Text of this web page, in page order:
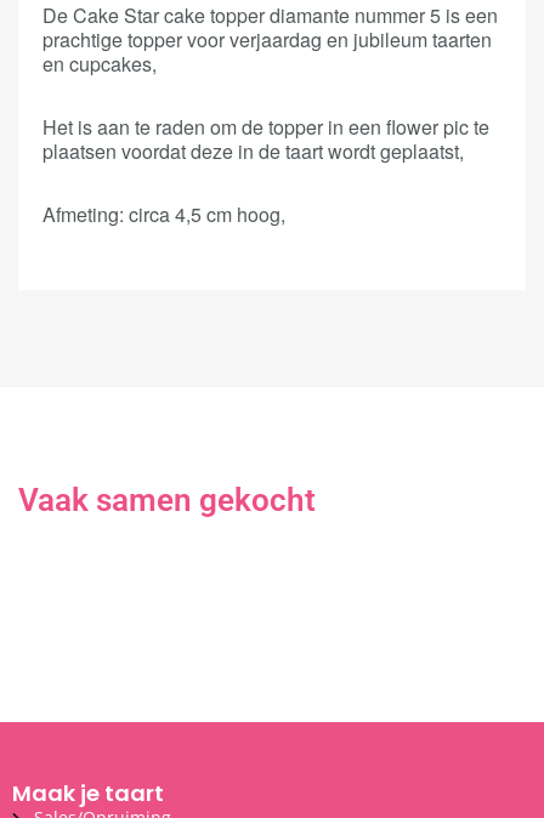
De Cake Star cake topper diamante nummer 5 is een
prachtige topper voor verjaardag en jubileum taarten
en cupcakes,
Het is aan te raden om de topper in een flower pic te
plaatsen voordat deze in de taart wordt geplaatst,
Afmeting: circa 4,5 cm hoog,
Vaak samen gekocht
Maak je taart